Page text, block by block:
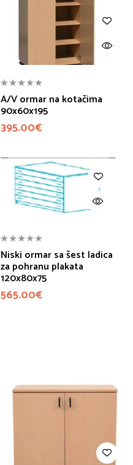
A/V ormar na kotačima
90x60x195
395.00€
Niski ormar sa šest ladica
za pohranu plakata
120x80x75
565.00€